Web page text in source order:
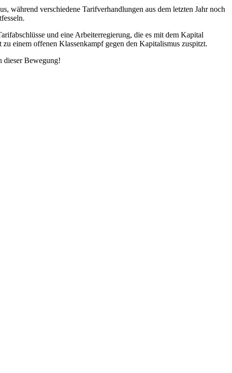
während verschiedene Tarifverhandlungen aus dem letzten Jahr noch
und eine Arbeiterregierung, die es mit dem Kapital
einem offenen Klassenkampf gegen den Kapitalismus zuspitzt.
dieser Bewegung!